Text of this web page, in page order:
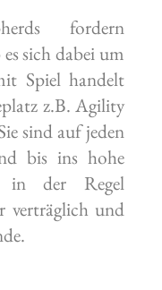
fordern
sich dabei um
Spiel handelt
z.B. Agility
sind auf jeden
bis ins hohe
in der Regel
verträglich und